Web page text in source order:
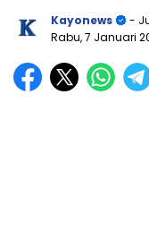
Kayonews
-
Rabu, 7 Januari